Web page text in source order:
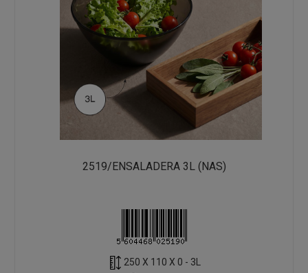
2519/ENSALADERA 3L (NAS)
250 X 110 X 0 - 3L